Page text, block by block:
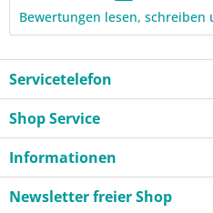
Bewertungen lesen, schreiben
Servicetelefon
Shop Service
Informationen
Newsletter freier Shop